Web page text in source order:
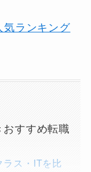
気ランキング
おすすめ転職
ラス・ITを比